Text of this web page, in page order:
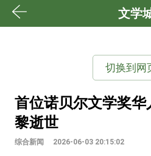
文学
切换到网
首位诺贝尔文学奖
黎逝世
综合新闻 2026-06-03 20:15:02